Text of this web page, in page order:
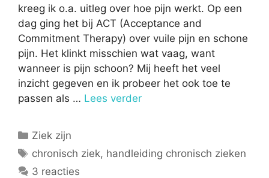
kreeg ik o.a. uitleg over hoe pijn werkt. Op een
dag ging het bij ACT (Acceptance and
Commitment Therapy) over vuile pijn en schone
pijn. Het klinkt misschien wat vaag, want
wanneer is pijn schoon? Mij heeft het veel
inzicht gegeven en ik probeer het ook toe te
passen als … Lees verder
Categorieën
Ziek zijn
Tags
chronisch ziek, handleiding chronisch zieken
3 reacties